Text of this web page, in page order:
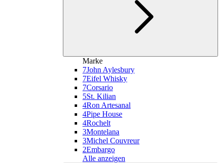
Marke
7John Aylesbury
7Eifel Whisky
7Corsario
5St. Kilian
4Ron Artesanal
4Pipe House
4Rochelt
3Montelana
3Michel Couvreur
2Embargo
Alle anzeigen